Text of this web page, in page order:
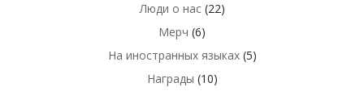
Люди о нас(22)
Мерч (6)
На иностранных языках(5)
Награды (10)